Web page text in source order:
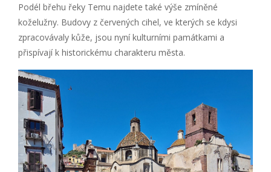
Podél břehu řeky Temu najdete také výše zmíněné
koželužny. Budovy z červených cihel, ve kterých se kdysi
zpracovávaly kůže, jsou nyní kulturními památkami a
přispívají k historickému charakteru města.